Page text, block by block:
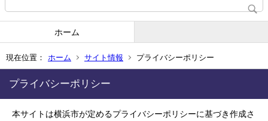
ホーム
現在位置： ホーム サイト情報 プライバシーポリシー
プライバシーポリシー
本サイトは横浜市が定めるプライバシーポリシーに基づき作成さ